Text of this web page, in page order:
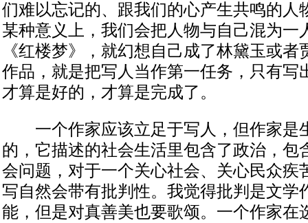
们难以忘记的、跟我们的心产生共鸣的人
某种意义上，我们会把人物与自己混为一
《红楼梦》，就幻想自己成了林黛玉或者
作品，就是把写人当作第一任务，只有写
才算是好的，才算是完成了。
一个作家应该立足于写人，但作家是
的，它描述的社会生活里包含了政治，包
会问题，对于一个关心社会、关心民众疾
写自然会带有批判性。我觉得批判是文学
能，但是对真善美也要歌颂。一个作家在